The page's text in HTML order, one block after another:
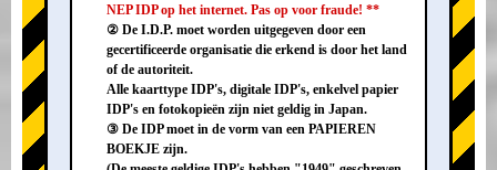
NEP IDP op het internet. Pas op voor fraude! **
② De I.D.P. moet worden uitgegeven door een
gecertificeerde organisatie die erkend is door het land
of de autoriteit.
Alle kaarttype IDP's, digitale IDP's, enkelvel papier
IDP's en fotokopieën zijn niet geldig in Japan.
③ De IDP moet in de vorm van een PAPIEREN
BOEKJE zijn.